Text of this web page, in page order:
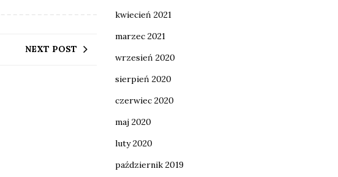
NEXT POST
kwiecień 2021
marzec 2021
wrzesień 2020
sierpień 2020
czerwiec 2020
maj 2020
luty 2020
październik 2019